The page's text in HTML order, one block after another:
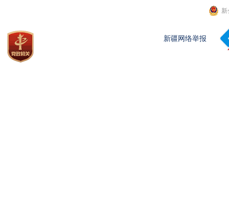
新
新疆网络举报